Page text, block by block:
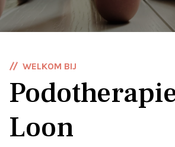
WELKOM BIJ
Loon